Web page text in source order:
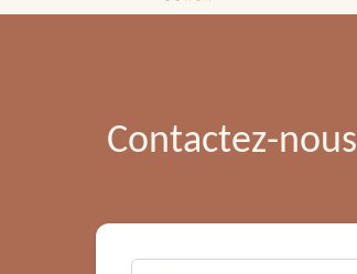
Contactez-nous